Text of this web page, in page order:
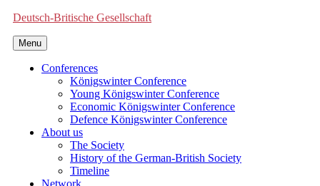
Deutsch-Britische Gesellschaft
Menu
Conferences
Königswinter Conference
Young Königswinter Conference
Economic Königswinter Conference
Defence Königswinter Conference
About us
The Society
History of the German-British Society
Timeline
Network